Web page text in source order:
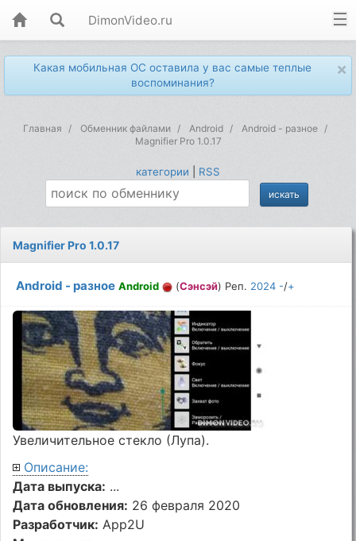
DimonVideo.ru
×
Какая мобильная ОС оставила у вас самые теплые
воспоминания?
Главная Обменник файлами Android
Android - разное
Magnifier Pro 1.0.17
категории RSS
Magnifier Pro 1.0.17
Android - разное Android (Сэнсэй) Реп. 2024 -/+
Увеличительное стекло (Лупа).
Описание:
Дата выпуска: ...
Дата обновления: 26 февраля 2020
Разработчик: App2U